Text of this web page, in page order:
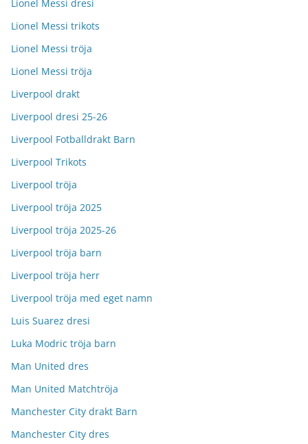
Lionel Messi dresi
Lionel Messi trikots
Lionel Messi tröja
Lionel Messi tröja
Liverpool drakt
Liverpool dresi 25-26
Liverpool Fotballdrakt Barn
Liverpool Trikots
Liverpool tröja
Liverpool tröja 2025
Liverpool tröja 2025-26
Liverpool tröja barn
Liverpool tröja herr
Liverpool tröja med eget namn
Luis Suarez dresi
Luka Modric tröja barn
Man United dres
Man United Matchtröja
Manchester City drakt Barn
Manchester City dres